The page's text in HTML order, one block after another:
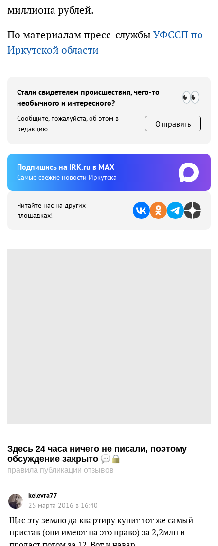
миллиона рублей.
По материалам пресс-службы УФССП по
Иркутской области
Стали свидетелем происшествия, чего-то
необычного и интересного?
Сообщите, пожалуйста, об этом в
редакцию
Отправить
Подпишиcь на IRK.ru в MAX
Cамые свежие новости Иркутска
Читайте нас на других
площадках!
Здесь 24 часа ничего не писали, поэтому
обсуждение закрыто
правила публикации отзывов
kelevra77
25 марта 2016 в 16:40
Щас эту землю да квартиру купит тот же самый
пристав (они имеют на это право) за 2,2млн и